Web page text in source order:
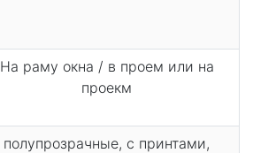
На раму окна / в проем или на
проекм
полупрозрачные, с принтами,